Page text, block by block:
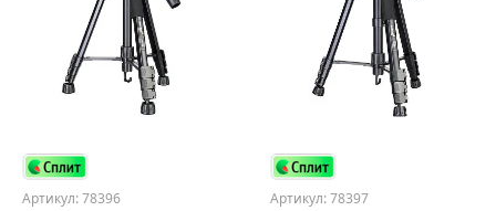
Артикул: 78396
Артикул: 78397